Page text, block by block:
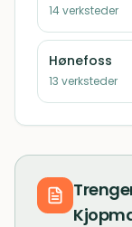
14verksteder
Hønefoss
13 verksteder